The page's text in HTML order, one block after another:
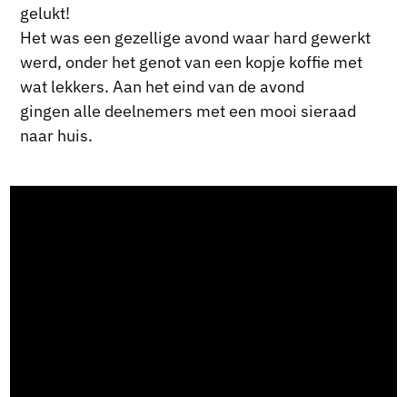
gelukt!
Het was een gezellige avond waar hard gewerkt
werd, onder het genot van een kopje koffie met
wat lekkers. Aan het eind van de avond
gingen alle deelnemers met een mooi sieraad
naar huis.